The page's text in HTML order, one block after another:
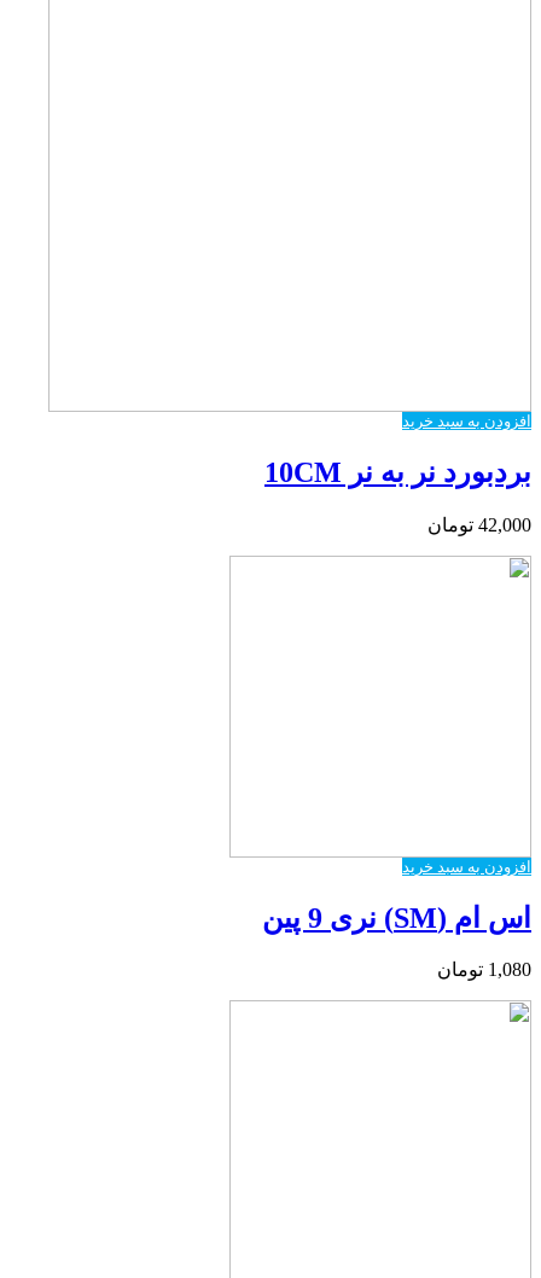
افزودن به سبد خرید
بردبورد نر به نر 10CM
42,000 تومان
افزودن به سبد خرید
اس ام (SM) نری 9 پین
1,080 تومان